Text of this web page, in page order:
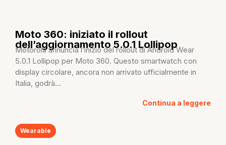
Moto 360: iniziato il rollout
dell’aggiornamento 5.0.1 Lollipop
Motorola annuncia l’inizio del rollout di Android Wear
5.0.1 Lollipop per Moto 360. Questo smartwatch con
display circolare, ancora non arrivato ufficialmente in
Italia, godrà...
Continua a leggere
Wearable